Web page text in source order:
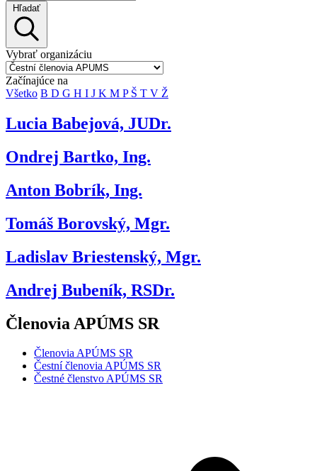
Hľadať
Vybrať organizáciu
Začínajúce na
Všetko B D G H I J K M P Š T V Ž
Lucia Babejová, JUDr.
Ondrej Bartko, Ing.
Anton Bobrík, Ing.
Tomáš Borovský, Mgr.
Ladislav Briestenský, Mgr.
Andrej Bubeník, RSDr.
Členovia APÚMS SR
Členovia APÚMS SR
Čestní členovia APÚMS SR
Čestné členstvo APÚMS SR